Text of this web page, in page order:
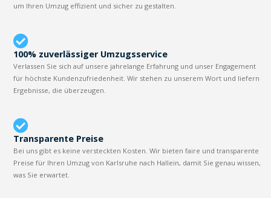
um Ihren Umzug effizient und sicher zu gestalten.
100% zuverlässiger Umzugsservice
Verlassen Sie sich auf unsere jahrelange Erfahrung und unser Engagement
für höchste Kundenzufriedenheit. Wir stehen zu unserem Wort und liefern
Ergebnisse, die überzeugen.
Transparente Preise
Bei uns gibt es keine versteckten Kosten. Wir bieten faire und transparente
Preise für Ihren Umzug von Karlsruhe nach Hallein, damit Sie genau wissen,
was Sie erwartet.